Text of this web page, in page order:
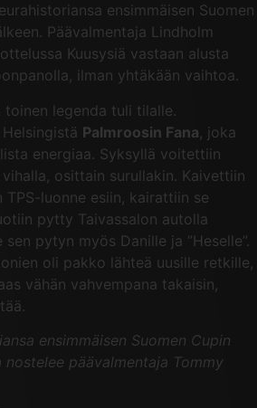
ensimmäisen Suomen
Päävalmentaja Lindholm
Kuusysiä vastaan alusta
ilman yhtäkään vaihtoa.
legenda tuli tilalle.
Palmroosin Fana , joka
energiaa. Syksyllä voitettiin
osittain surullakin. Kaivettiin
TPS-luonne esiin, kairattiin se
pytty Taivassalon autolla
pytyn myös Danille ja ”Heselle”.
oli pakko lähteä uusille retkille,
vähän vahvempana takaisin,
ensimmäisen Suomen Cupin
nostelee päävalmentaja Tommy